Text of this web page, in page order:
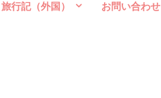
旅行記（外国） お問い合わせ